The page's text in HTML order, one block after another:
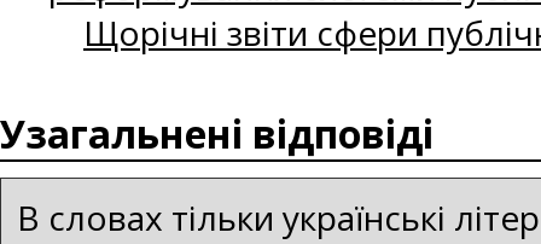
Щорічні звіти сфери
Узагальнені відповіді
В словах тільки українські